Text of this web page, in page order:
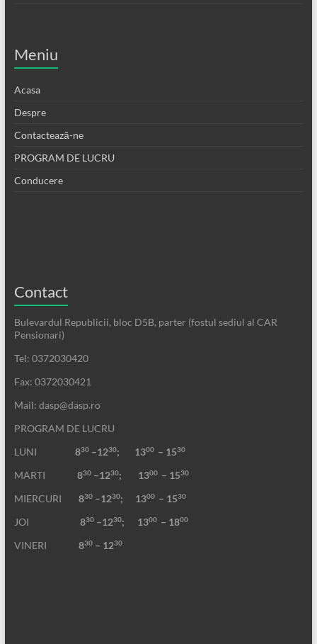
Meniu
Acasa
Despre
Contactează-ne
PROGRAM DE LUCRU
Conducere
Contact
Bulevardul Republicii, bloc D5B, parter (fostul sediul al CAR
Pensionari)
Tel: 0372030420
Fax: 0372030421
Mail: dasp@dasp.ro
PROGRAM DE LUCRU
LUNI
830–1230; 1300 – 1530
MARTI 830–1230; 1300 – 1530
MIERCURI 830–1230; 1300 – 1530
JOI 830–1230; 1300 – 1800
VINERI 830– 1230